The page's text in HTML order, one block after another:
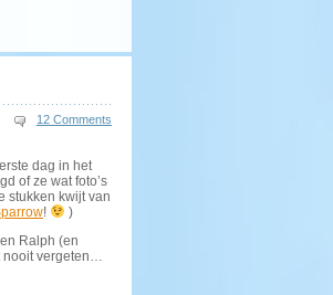
12 Comments
dag in het
of ze wat foto’s
stukken kwijt van
!
)
Ralph (en
nooit vergeten…